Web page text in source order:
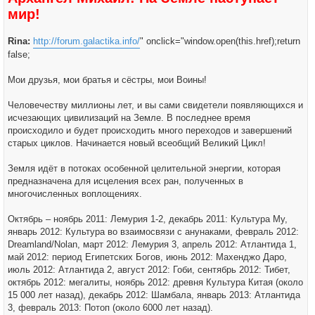
б
щ
е
е
мир!
Rina: http://forum.galactika.info/" onclick="window.open(this.href);return
false;
Мои друзья, мои братья и сёстры, мои Воины!
Человечеству миллионы лет, и вы сами свидетели появляющихся и
исчезающих цивилизаций на Земле. В последнее время
происходило и будет происходить много переходов и завершений
старых циклов. Начинается новый всеобщий Великий Цикл!
Земля идёт в потоках особенной целительной энергии, которая
предназначена для исцеления всех ран, полученных в
многочисленных воплощениях.
Октябрь – ноябрь 2011: Лемурия 1-2, декабрь 2011: Культура Му,
январь 2012: Культура во взаимосвязи с анунаками, февраль 2012:
Dreamland/Nolan, март 2012: Лемурия 3, апрель 2012: Атлантида 1,
май 2012: период Египетских Богов, июнь 2012: Махенджо Даро,
июль 2012: Атлантида 2, август 2012: Гоби, сентябрь 2012: Тибет,
октябрь 2012: мегалиты, ноябрь 2012: древня Культура Китая (около
15 000 лет назад), декабрь 2012: Шамбала, январь 2013: Атлантида
3, февраль 2013: Потоп (около 6000 лет назад).